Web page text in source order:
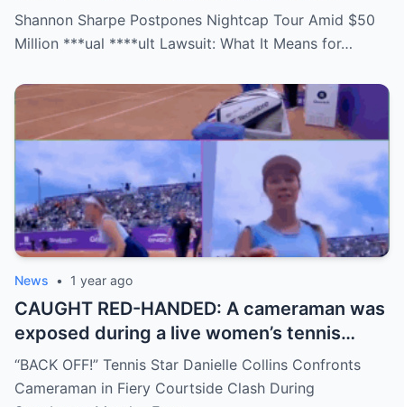
staring down a $50 million lawsuit. Fans
are stunned—was it a retirement, a power
no coincidence, and now the internet is
split: is this damage control or defiance?
Shannon Sharpe Postpones Nightcap Tour Amid $50
Million ***ual ****ult Lawsuit: What It Means for…
News • 1 year ago
CAUGHT RED-HANDED: A cameraman was
exposed during a live women’s tennis
match for zooming in from an
inappropriate angle—and the moment the
“BACK OFF!” Tennis Star Danielle Collins Confronts
Cameraman in Fiery Courtside Clash During